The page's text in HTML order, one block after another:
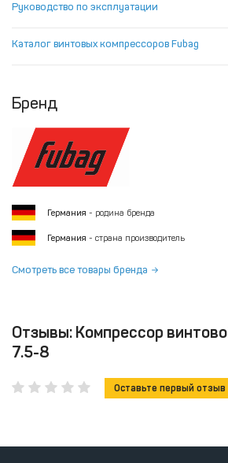
Руководство по эксплуатации
Каталог винтовых компрессоров Fubag
Бренд
Германия - родина бренда
Германия - страна производитель
Смотреть все товары бренда
Отзывы: Компрессор
7.5-8
Оставьте первый отзыв